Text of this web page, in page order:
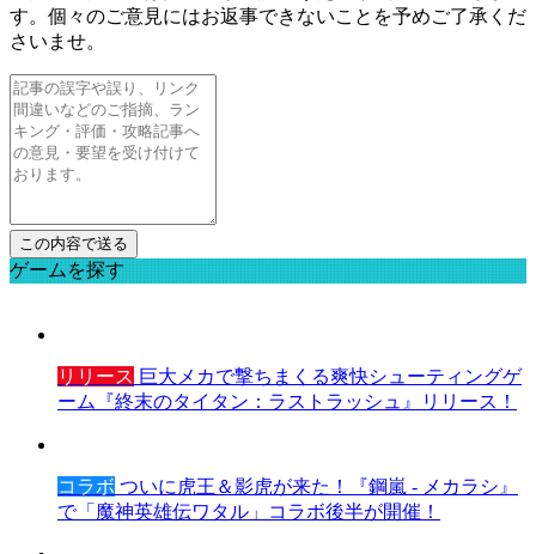
す。個々のご意見にはお返事できないことを予めご了承くだ
さいませ。
ゲームを探す
リリース 巨大メカで撃ちまくる爽快シューティングゲ
ーム『終末のタイタン：ラストラッシュ』リリース！
コラボ ついに虎王＆影虎が来た！『鋼嵐 - メカラシ』
で「魔神英雄伝ワタル」コラボ後半が開催！